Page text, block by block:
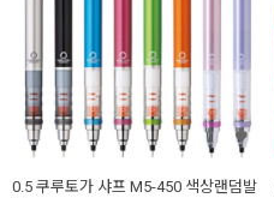
0.5 쿠루토가 샤프 M5-450 색상랜덤발